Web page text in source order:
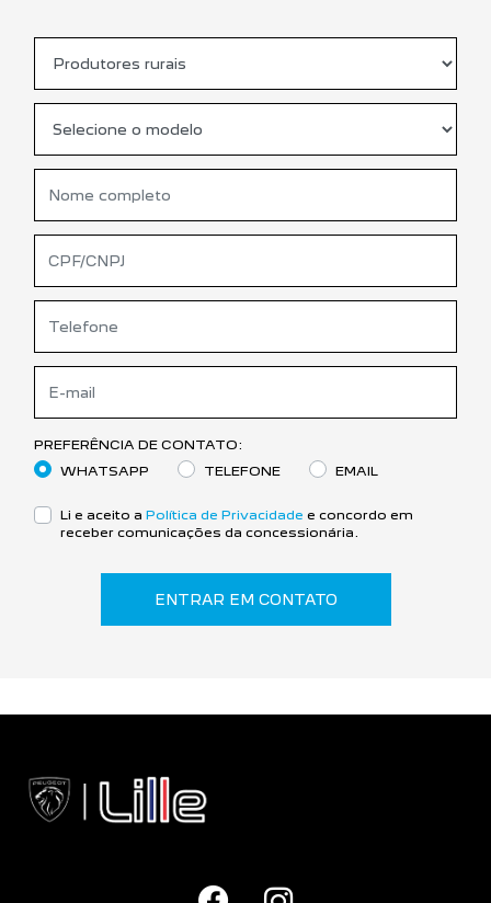
PREFERÊNCIA DE CONTATO:
WHATSAPP
TELEFONE EMAIL
Li e aceito a Política de Privacidade e concordo em
receber comunicações da concessionária.
ENTRAR EM CONTATO